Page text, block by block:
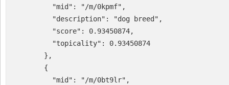
          "mid": "/m/0kpmf",
          "description": "dog breed",
          "score": 0.93450874,
          "topicality": 0.93450874
        },
        {
          "mid": "/m/0bt9lr",